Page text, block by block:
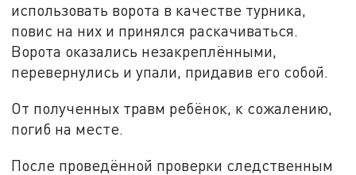
использовать ворота в качестве турника,
повис на них и принялся раскачиваться.
Ворота оказались незакреплёнными,
перевернулись и упали, придавив его собой.
От полученных травм ребёнок, к сожалению,
погиб на месте.
После проведённой проверки следственным